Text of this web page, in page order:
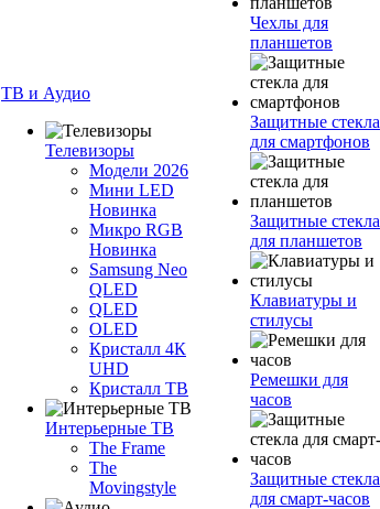
ТВ и Аудио
Телевизоры
Модели 2026
Мини LED
Новинка
Микро RGB
Новинка
Samsung Neo
QLED
QLED
OLED
Кристалл 4К
UHD
Кристалл ТВ
Интерьерные ТВ
The Frame
The
Movingstyle
Чехлы для
планшетов
Защитные стекла
для смартфонов
Защитные стекла
для планшетов
Клавиатуры и
стилусы
Ремешки для
часов
Защитные стекла
для смарт-часов